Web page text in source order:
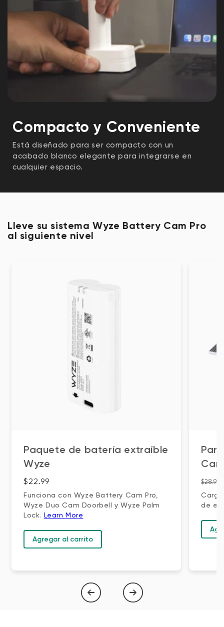
Compacto y Conveniente
Está diseñado para ser compacto con un
acabado blanco elegante para integrarse en
cualquier espacio.
Lleve su sistema Wyze Battery Cam Pro
al siguiente nivel
Paquete de batería extraíble
Wyze
Precio habitual
$22.99
Funciona con Wyze Battery Cam Pro,
Wyze Duo Cam Doorbell y Wyze Palm
Lock. Learn More
Agregar al carrito
Cam
$28.98
de